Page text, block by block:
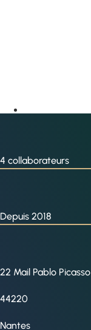
4 collaborateurs
Depuis 2018
22 Mail Pablo Picasso
44220
Nantes